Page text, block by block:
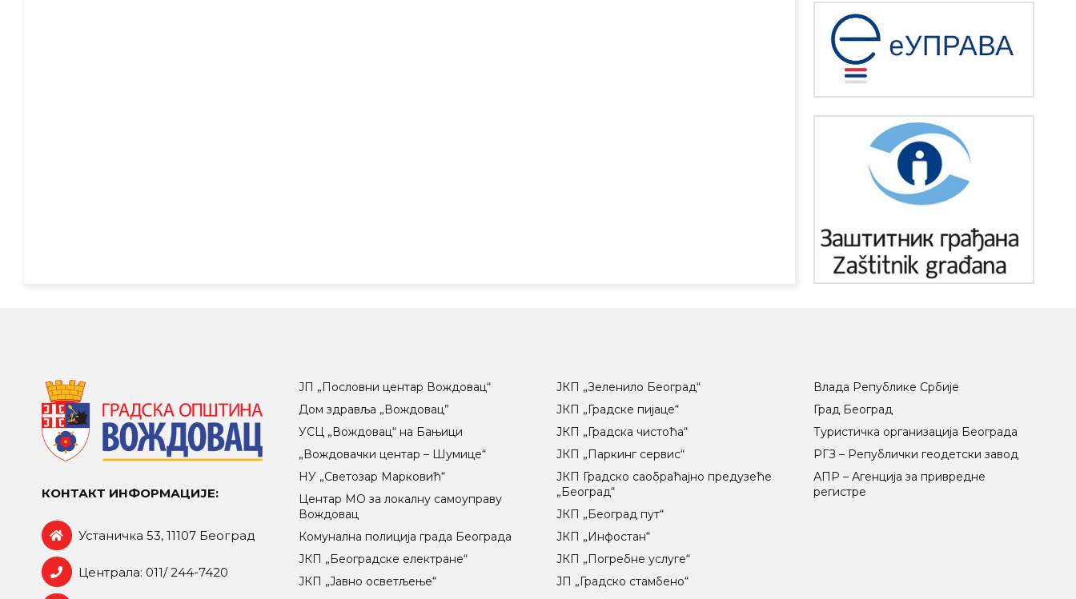
КОНТАКТ ИНФОРМАЦИЈЕ:
Устаничка 53, 11107 Београд
Централа: 011/ 244-7420
ЈП „Пословни центар Вождовац“
Дом здравља „Вождовац”
УСЦ „Вождовац“ на Бањици
„Вождовачки центар – Шумице“
НУ „Светозар Марковић“
Центар МO за локалну самоуправу
Вождовац
Комунална полиција града Београда
ЈКП „Београдске електране“
ЈКП „Јавно осветљење“
ЈКП „Зеленило Београд“
ЈКП „Градске пијаце“
ЈКП „Градска чистоћа“
ЈКП „Паркинг сервис“
ЈКП Градско саобраћајно предузеће
„Београд“
ЈКП „Београд пут“
ЈКП „Инфостан“
ЈКП „Погребне услуге“
ЈП „Градско стамбено“
Влада Републике Србије
Град Београд
Туристичка организација Београда
РГЗ – Републички геодетски завод
АПР – Агенција за привредне
регистре